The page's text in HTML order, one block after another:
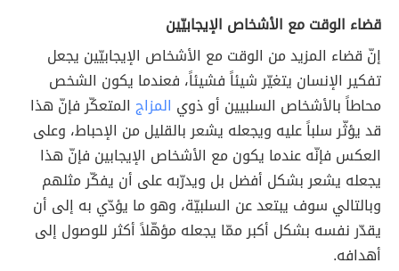
قضاء الوقت مع الأشخاص الإيجابيّين
إنّ قضاء المزيد من الوقت مع الأشخاص الإيجابيّين يجعل
تفكير الإنسان يتغيّر شيئاً فشيئاً، فعندما يكون الشخص
محاطاً بالأشخاص السلبيين أو ذوي المزاج المتعكّر فإنّ هذا
قد يؤثّر سلباً عليه ويجعله يشعر بالقليل من الإحباط، وعلى
العكس فإنّه عندما يكون مع الأشخاص الإيجابين فإنّ هذا
يجعله يشعر بشكل أفضل بل ويدرّبه على أن يفكّر مثلهم
وبالتالي سوف يبتعد عن السلبيّة، وهو ما يؤدّي به إلى أن
يقدّر نفسه بشكل أكبر ممّا يجعله مؤهّلاً أكثر للوصول إلى
أهدافه.